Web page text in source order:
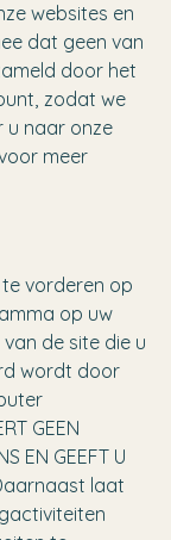
websites en
dat geen van
door het
zodat we
u naar onze
meer
vorderen op
op uw
de site die u
wordt door
GEEN
EN GEEFT U
laat